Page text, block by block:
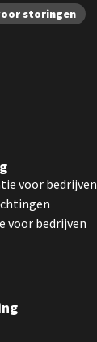
storingen
voor bedrijven
voor bedrijven